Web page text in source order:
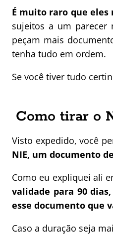
É muito raro que eles
sujeitos a um parecer
peçam mais
tenha tudo em ordem.
Se você tiver tudo
Como tirar o
Visto expedido, você
NIE, um documento
Como eu expliquei ali
validade para 90 dias,
esse documento que
Caso a duração seja